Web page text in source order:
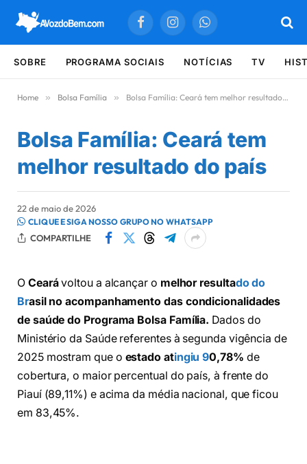
FacebookInstagramWhatsApp
SOBRE PROGRAMA SOCIAIS NOTÍCIAS TV
Home » Bolsa Família » Bolsa Família: Ceará tem melhor resultado do país
Bolsa Família: Ceará tem
melhor resultado do país
22 de maio de 2026
CLIQUE E SIGA NOSSO GRUPO NO WHATSAPP
COMPARTILHE
OCearávoltou a alcançar o melhor resultado do
Brasil no acompanhamento das condicionalidades
de saúde do Programa Bolsa Família. Dados do
Ministério da Saúde referentes à segunda vigência de
2025 mostram que o estado atingiu 90,78% de
cobertura, o maior percentual do país, à frente do
Piauí (89,11%) e acima da média nacional, que ficou
em 83,45%.